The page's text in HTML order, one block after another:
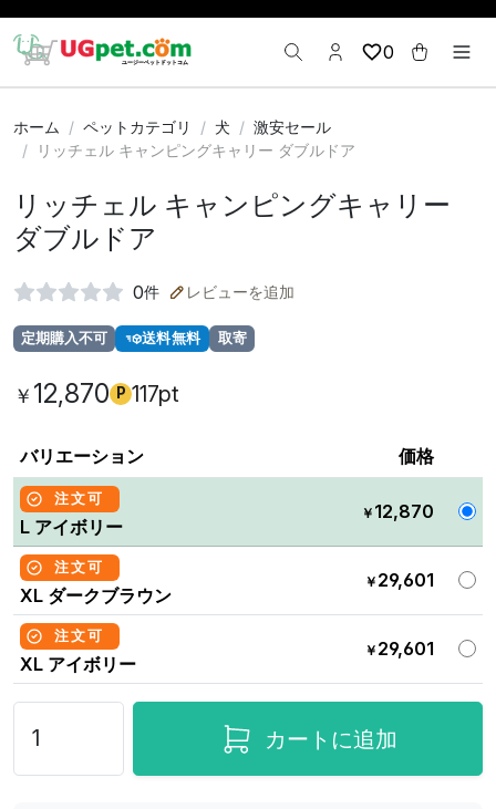
0
ホーム ペットカテゴリ 犬
激安セール
リッチェル キャンピングキャリー ダブルドア
リッチェル キャンピングキャリー
ダブルドア
0件 レビューを追加
定期購入不可 送料無料 取寄
￥ 12,870 P 117pt
バリエーション 価格
注文可
L アイボリー
￥ 12,870
注文可
XL ダークブラウン
￥ 29,601
注文可
XL アイボリー
￥ 29,601
カートに追加